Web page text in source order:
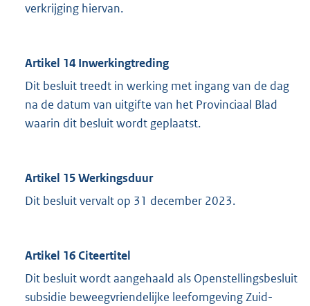
verkrijging hiervan.
Artikel 14 Inwerkingtreding
Dit besluit treedt in werking met ingang van de dag
na de datum van uitgifte van het Provinciaal Blad
waarin dit besluit wordt geplaatst.
Artikel 15 Werkingsduur
Dit besluit vervalt op 31 december 2023.
Artikel 16 Citeertitel
Dit besluit wordt aangehaald als Openstellingsbesluit
subsidie beweegvriendelijke leefomgeving Zuid-